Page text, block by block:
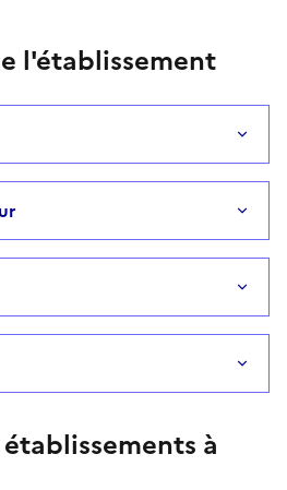
l'établissement
à